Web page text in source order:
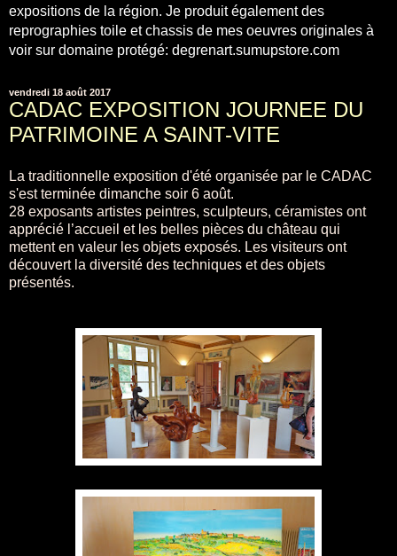
expositions de la région. Je produit également des
reprographies toile et chassis de mes oeuvres originales à
voir sur domaine protégé: degrenart.sumupstore.com
vendredi 18 août 2017
CADAC EXPOSITION JOURNEE DU
PATRIMOINE A SAINT-VITE
La traditionnelle exposition d'été organisée par le CADAC
s'est terminée dimanche soir 6 août.
28 exposants artistes peintres, sculpteurs, céramistes ont
apprécié l’accueil et les belles pièces du château qui
mettent en valeur les objets exposés. Les visiteurs ont
découvert la diversité des techniques et des objets
présentés.